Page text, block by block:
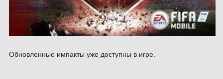
Обновленные импакты уже доступны в игре.